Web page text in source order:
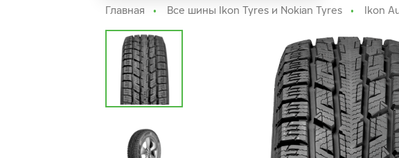
Главная Все шины Ikon Tyres и Nokian Tyres Ikon